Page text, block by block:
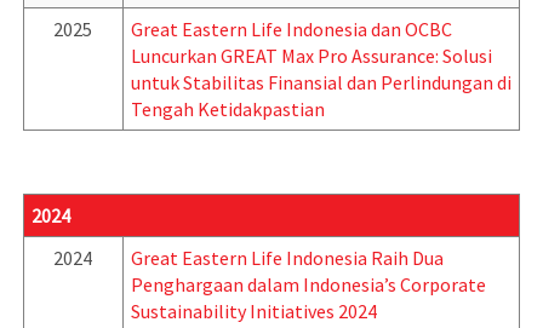
2025
Great Eastern Life Indonesia dan OCBC
Luncurkan GREAT Max Pro Assurance: Solusi
untuk Stabilitas Finansial dan Perlindungan di
Tengah Ketidakpastian
2024
2024
Great Eastern Life Indonesia Raih Dua
Penghargaan dalam Indonesia’s Corporate
Sustainability Initiatives 2024